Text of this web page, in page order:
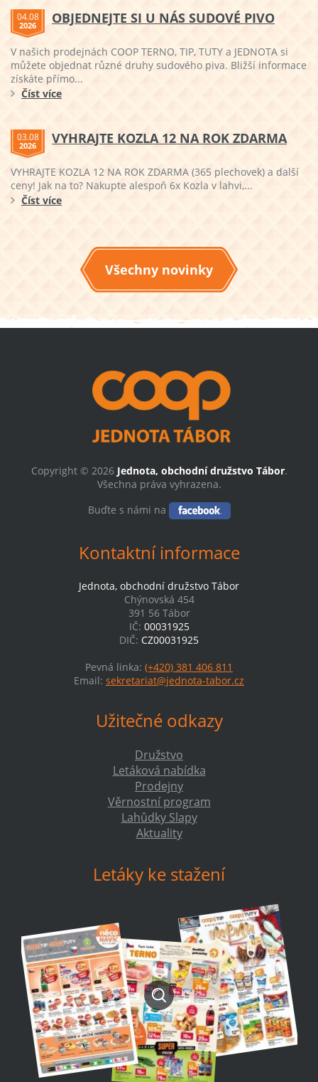
04.08
2026 OBJEDNEJTE SI U NÁS SUDOVÉ PIVO
V našich prodejnách COOP TERNO, TIP, TUTY a JEDNOTA si
můžete objednat různé druhy sudového piva. Bližší informace
získáte přímo...
Číst více
03.08
2026 VYHRAJTE KOZLA 12 NA ROK ZDARMA
VYHRAJTE KOZLA 12 NA ROK ZDARMA (365 plechovek) a další
ceny! Jak na to? Nakupte alespoň 6x Kozla v lahvi,...
Číst více
Všechny novinky
Copyright © 2026 Jednota, obchodní družstvo Tábor.
Všechna práva vyhrazena.
Buďte s námi na
Kontaktní informace
Jednota, obchodní družstvo Tábor
Chýnovská 454
391 56 Tábor
IČ: 00031925
DIČ: CZ00031925
Pevná linka: (+420) 381 406 811
Email: sekretariat@jednota-tabor.cz
Užitečné odkazy
Družstvo
Letáková nabídka
Prodejny
Věrnostní program
Lahůdky Slapy
Aktuality
Letáky ke stažení